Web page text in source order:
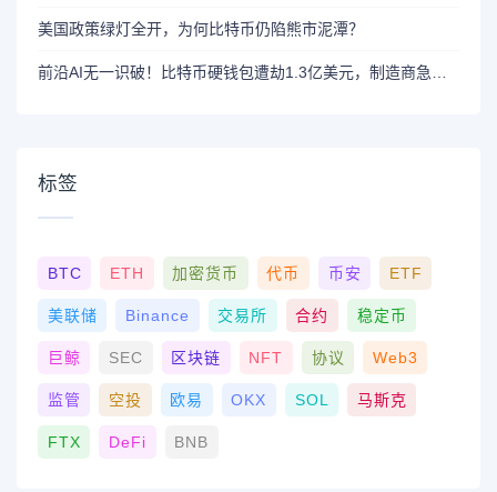
美国政策绿灯全开，为何比特币仍陷熊市泥潭？
标签
BTC ETH 加密货币 代币 币安 ETF
美联储 Binance 交易所 合约 稳定币
巨鲸 SEC 区块链 NFT 协议 Web3
监管 空投 欧易 OKX SOL 马斯克
FTX DeFi BNB